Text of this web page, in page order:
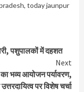
, today jaunpur
पशुपालकों में दहशत
Next
भव्य आयोजन पर्यावरण,
पर विशेष चर्चा